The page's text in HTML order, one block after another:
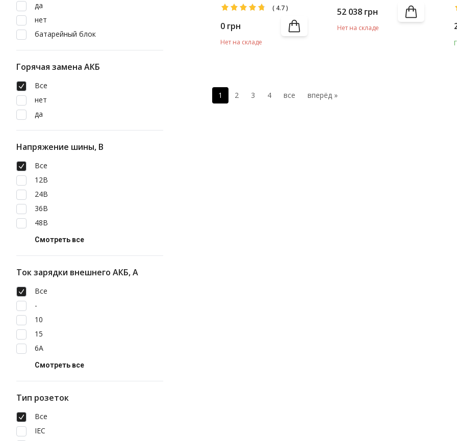
да
нет
батарейный блок
Горячая замена АКБ
Все
нет
да
Напряжение шины, В
Все
12В
24В
36В
48В
Смотреть все
Ток зарядки внешнего АКБ, А
Все
-
10
15
6A
Смотреть все
Тип розеток
Все
IEC
( 4.7)
0 грн
Нет на складе
52 038 грн
Нет на складе
1 2 3 4 все вперёд »